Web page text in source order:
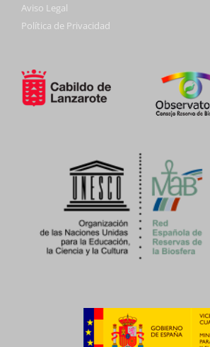
Aviso Legal
Política de Privacidad